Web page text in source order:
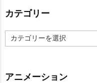
カテゴリー
テ
ー
アニメーション